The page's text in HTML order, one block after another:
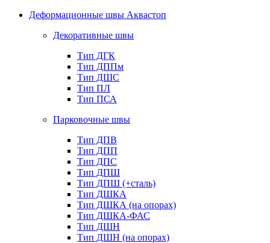
Деформационные швы Аквастоп
Декоративные швы
Тип ДГК
Тип ДППм
Тип ДШС
Тип ПЛ
Тип ПСА
Парковочные швы
Тип ДПВ
Тип ДПП
Тип ДПС
Тип ДПШ
Тип ДПШ (+сталь)
Тип ДШКА
Тип ДШКА (на опорах)
Тип ДШКА-ФАС
Тип ДШН
Тип ДШН (на опорах)